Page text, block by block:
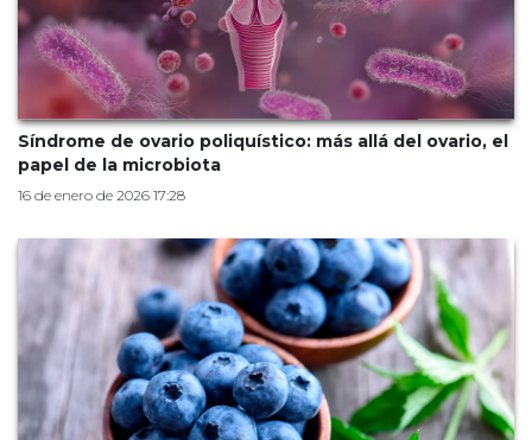
Síndrome de ovario poliquístico: más allá del ovario, el
papel de la microbiota
16 de enero de 2026 17:28